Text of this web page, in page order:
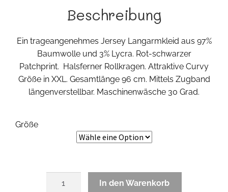
Beschreibung
Ein trageangenehmes Jersey Langarmkleid aus 97%
Baumwolle und 3% Lycra. Rot-schwarzer
Patchprint. Halsferner Rollkragen. Attraktive Curvy
Größe in XXL. Gesamtlänge 96 cm. Mittels Zugband
längenverstellbar. Maschinenwäsche 30 Grad.
Größe
In den Warenkorb